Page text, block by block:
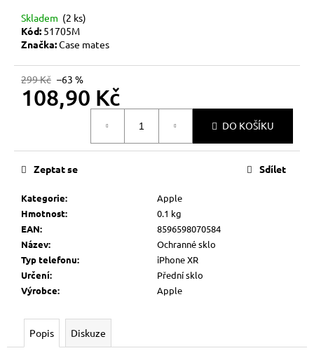
Skladem (2 ks)
Kód: 51705M
Značka:Case mates
299 Kč –63 %
108,90 Kč
DO KOŠÍKU
Kategorie:
Apple
Hmotnost:
0.1 kg
EAN:
8596598070584
Název:
Ochranné sklo
Typ telefonu:
iPhone XR
Určení:
Přední sklo
Výrobce: Apple
Zeptat se Sdílet
Popis Diskuze
o
p
r
u
e
m
e